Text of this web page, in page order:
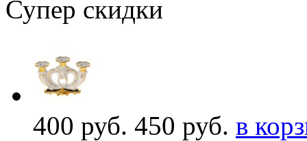
Супер скидки
400 руб. 450 руб. в